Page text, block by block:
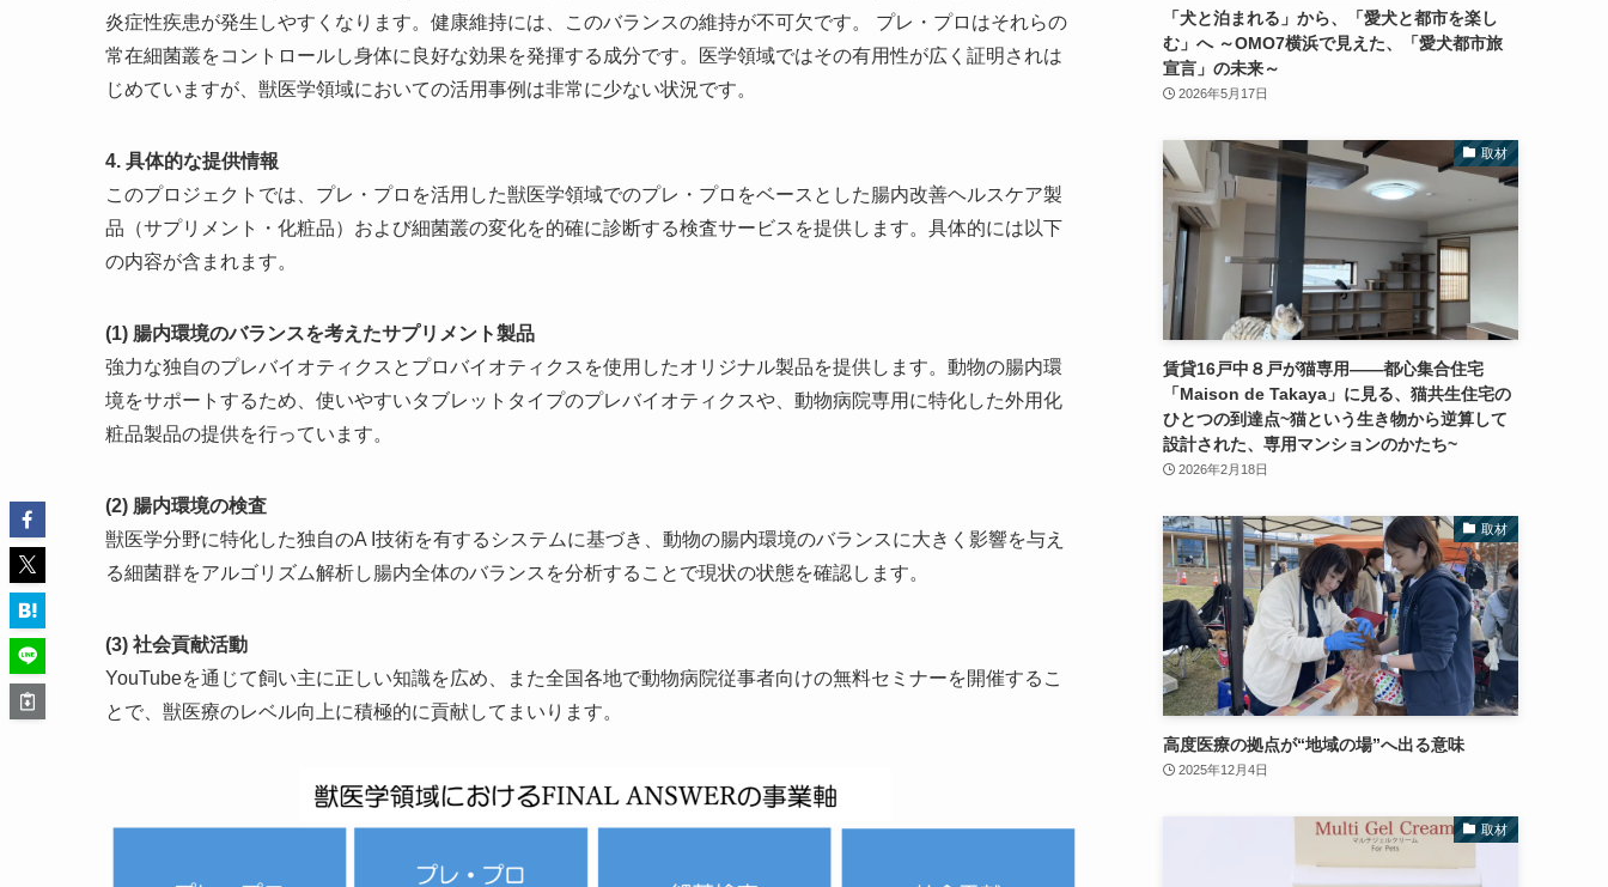
炎症性疾患が発生しやすくなります。健康維持には、このバランスの維持が不可欠です。 プレ・プロはそれらの
常在細菌叢をコントロールし身体に良好な効果を発揮する成分です。医学領域ではその有用性が広く証明されは
じめていますが、獣医学領域においての活用事例は非常に少ない状況です。
4. 具体的な提供情報
このプロジェクトでは、プレ・プロを活用した獣医学領域でのプレ・プロをベースとした腸内改善ヘルスケア製
品（サプリメント・化粧品）および細菌叢の変化を的確に診断する検査サービスを提供します。具体的には以下
の内容が含まれます。
(1) 腸内環境のバランスを考えたサプリメント製品
強力な独自のプレバイオティクスとプロバイオティクスを使用したオリジナル製品を提供します。動物の腸内環
境をサポートするため、使いやすいタブレットタイプのプレバイオティクスや、動物病院専用に特化した外用化
粧品製品の提供を行っています。
(2) 腸内環境の検査
獣医学分野に特化した独自のA I技術を有するシステムに基づき、動物の腸内環境のバランスに大きく影響を与え
る細菌群をアルゴリズム解析し腸内全体のバランスを分析することで現状の状態を確認します。
(3) 社会貢献活動
YouTubeを通じて飼い主に正しい知識を広め、また全国各地で動物病院従事者向けの無料セミナーを開催するこ
とで、獣医療のレベル向上に積極的に貢献してまいります。
「犬と泊まれる」から、「愛犬と都市を楽し
む」へ ～OMO7横浜で見えた、「愛犬都市旅
宣言」の未来～
2026年5月17日
取材
賃貸16戸中８戸が猫専用――都心集合住宅
「Maison de Takaya」に見る、猫共生住宅の
ひとつの到達点~猫という生き物から逆算して
設計された、専用マンションのかたち~
2026年2月18日
取材
高度医療の拠点が“地域の場”へ出る意味
2025年12月4日
取材